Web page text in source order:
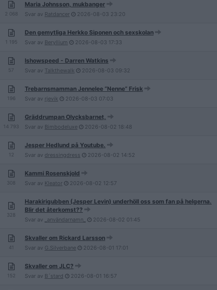
2 068
Maria Johnsson, mukbanger
Svar av Ratdancer 2026-08-03 23:20
1 195
Den gemytliga Herkko Siponen och sexskolan
Svar av Beryllium 2026-08-03 17:33
57
Ishowspeed - Darren Watkins
Svar av Talkthewalk 2026-08-03 09:32
196
Trebarnsmamman Jennelee ”Nenne” Frisk
Svar av rjevik 2026-08-03 07:03
14 793
Gräddrumpan Olycksbarnet,
Svar av Bimbodeluxe 2026-08-02 18:48
12
Jesper Hedlund på Youtube.
Svar av dressingdress 2026-08-02 14:52
308
Kammi Rosenskjold
Svar av Kleator 2026-08-02 12:57
328
Harakirigubben (Jesper Levin) underhöll oss som fan på helgerna.
Blir det återkomst??
Svar av _användarnamn_ 2026-08-02 01:45
41
Skvaller om Rickard Larsson
Svar av G.Silverbane 2026-08-01 17:01
152
Skvaller om JLC?
Svar av B´stard 2026-08-01 16:57